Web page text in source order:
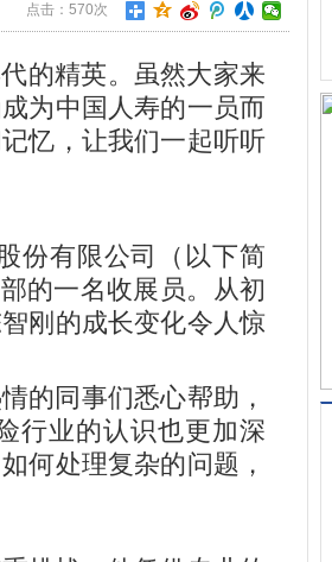
点击：570次
的精英。虽然大家来
为中国人寿的一员而
忆，让我们一起听听
份有限公司（以下简
的一名收展员。从初
刚的成长变化令人惊
的同事们悉心帮助，
行业的认识也更加深
何处理复杂的问题，